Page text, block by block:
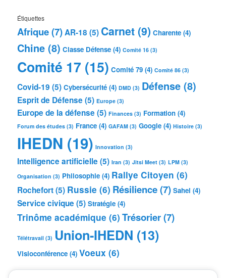
Étiquettes
Afrique(7)AR-18 (5) Carnet(9) Charente (4)
Chine (8) Classe Défense (4) Comité 16 (3)
Comité 17 (15) Comité 79 (4) Comité 86 (3)
Covid-19 (5) Cybersécurité (4) DMD (3) Défense (8)
Esprit de Défense (5) Europe (3)
Europe de la défense (5) Finances (3) Formation (4)
Forum des études (3) France (4) GAFAM (3) Google (4) Histoire (3)
IHEDN (19) Innovation (3)
Intelligence artificielle (5) Iran (3) Jitsi Meet (3) LPM (3)
Organisation (3) Philosophie (4) Rallye Citoyen (6)
Rochefort(5) Russie (6) Résilience(7) Sahel (4)
Service civique (5) Stratégie (4)
Trinôme académique (6) Trésorier(7)
Télétravail (3) Union-IHEDN (13)
Visioconférence (4) Voeux (6)